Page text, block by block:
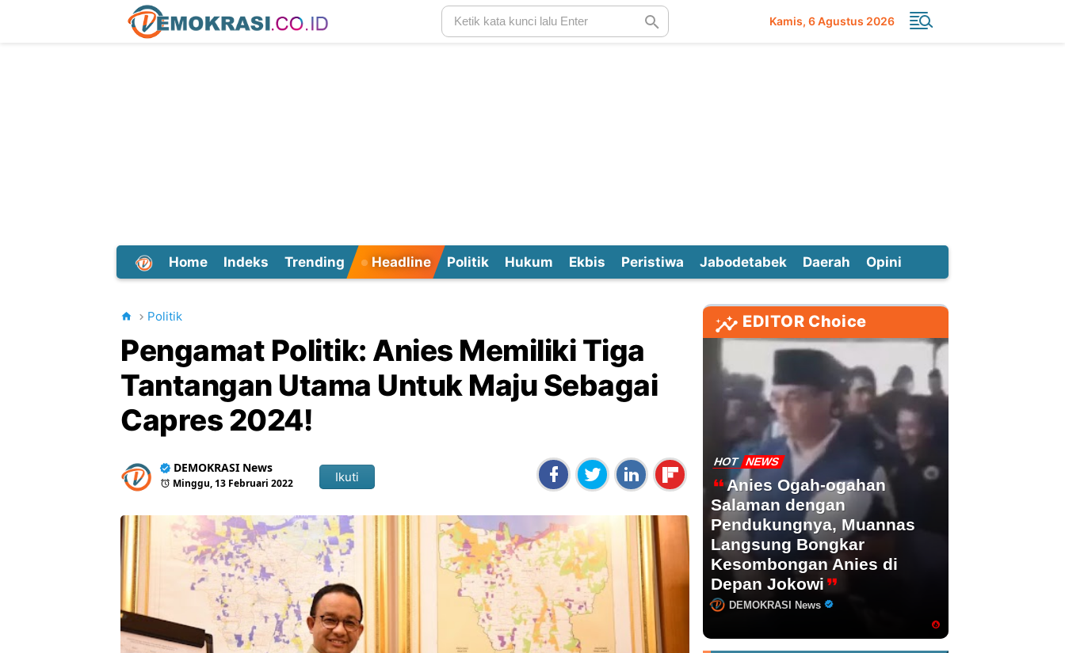
Kamis 6 Agustus 2026
Home Indeks Trending Headline Politik Hukum Ekbis Peristiwa Jabodetabek Daerah Opini
Politik
Pengamat Politik: Anies Memiliki Tiga
Tantangan Utama Untuk Maju Sebagai
Capres 2024!
DEMOKRASI News
Minggu, 13 Februari 2022 Ikuti
EDITOR Choice
HOT NEWS
Anies Ogah-ogahan
Salaman dengan
Pendukungnya, Muannas
Langsung Bongkar
Kesombongan Anies di
Depan Jokowi
DEMOKRASI News